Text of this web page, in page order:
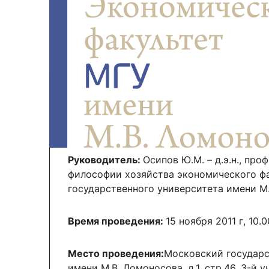
Оплата обучения онлайн
Межфакультетские курсы
Расписание
Новости / события / мероприятия
Практика,
Научный старт
Журналы
Электронный журнал «Научные исследования
Журнал «Вестник Московского университета».
BRICS Journal of Economics
Руководитель: Осипов Ю.М. – д.э.н.,
философии хозяйства экономического
государственного университета имени
Время проведения: 15 ноября 2011 г,
Место проведения:Московский